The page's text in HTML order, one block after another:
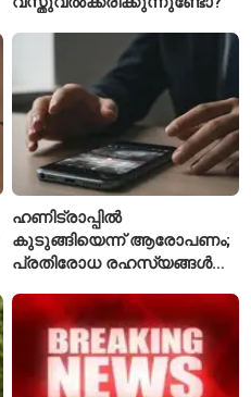
ഹണിട്രാപ്പിൽ
കുടുങ്ങിയെന്ന് ആരോപണം;
പ്രതിരോധ രഹസ്യങ്ങൾ
വിങ് കമാൻഡർ അറസ്റ്റിൽ